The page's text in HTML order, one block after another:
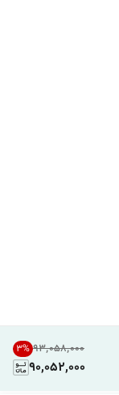
۹۳٬۰۵۸٬۰۰۰ 3%
90,052,000